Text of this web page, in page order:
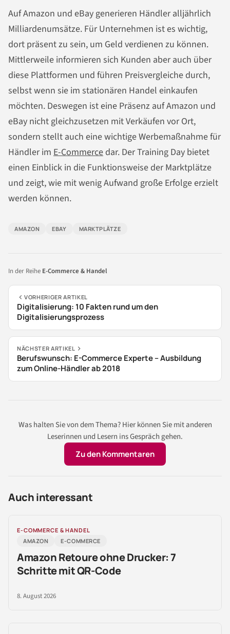
Auf Amazon und eBay generieren Händler alljährlich
Milliardenumsätze. Für Unternehmen ist es wichtig,
dort präsent zu sein, um Geld verdienen zu können.
Mittlerweile informieren sich Kunden aber auch über
diese Plattformen und führen Preisvergleiche durch,
selbst wenn sie im stationären Handel einkaufen
möchten. Deswegen ist eine Präsenz auf Amazon und
eBay nicht gleichzusetzen mit Verkäufen vor Ort,
sondern stellt auch eine wichtige Werbemaßnahme für
Händler im E-Commerce dar. Der Training Day bietet
einen Einblick in die Funktionsweise der Marktplätze
und zeigt, wie mit wenig Aufwand große Erfolge erzielt
werden können.
AMAZON EBAY MARKTPLÄTZE
In der Reihe E-Commerce & Handel
VORHERIGER ARTIKEL
Digitalisierung: 10 Fakten rund um den
Digitalisierungsprozess
NÄCHSTER ARTIKEL
Berufswunsch: E-Commerce Experte – Ausbildung
zum Online-Händler ab 2018
Was halten Sie von dem Thema? Hier können Sie mit anderen
Leserinnen und Lesern ins Gespräch gehen.
Zu den Kommentaren
Auch interessant
E-COMMERCE & HANDEL
AMAZON
E-COMMERCE
Amazon Retoure ohne Drucker: 7
Schritte mit QR-Code
8. August 2026